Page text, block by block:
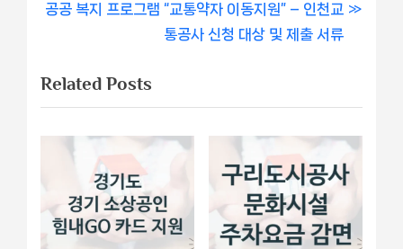
게
이
e
o
u
s
t
N
t
P
o
:
공공 복지 프로그램 “교통약자 이동지원” – 인천교
통공사 신청 대상 및 제출 서류
Related Posts